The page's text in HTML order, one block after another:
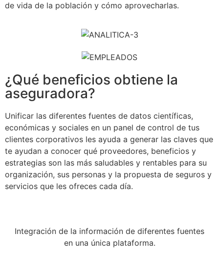
de vida de la población y cómo aprovecharlas.
¿Qué beneficios obtiene la
aseguradora?
Unificar las diferentes fuentes de datos científicas,
económicas y sociales en un panel de control de tus
clientes corporativos les ayuda a generar las claves que
te ayudan a conocer qué proveedores, beneficios y
estrategias son las más saludables y rentables para su
organización, sus personas y la propuesta de seguros y
servicios que les ofreces cada día.
Integración de la información de diferentes fuentes
en una única plataforma.